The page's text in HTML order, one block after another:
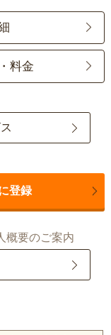
料金
登録
概要のご案内